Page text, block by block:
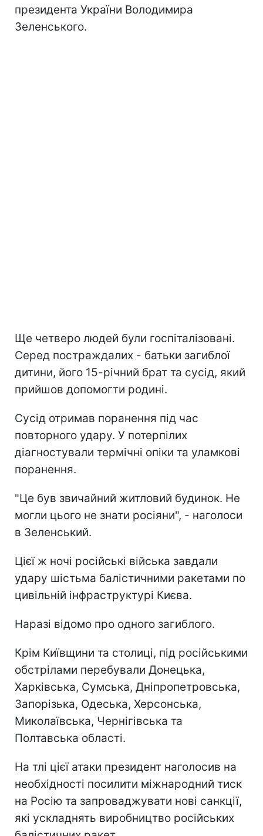
президента України Володимира
Зеленського.
Ще четверо людей були госпіталізовані.
Серед постраждалих - батьки загиблої
дитини, його 15-річний брат та сусід, який
прийшов допомогти родині.
Сусід отримав поранення під час
повторного удару. У потерпілих
діагностували термічні опіки та уламкові
поранення.
"Це був звичайний житловий будинок. Не
могли цього не знати росіяни", - наголоси
в Зеленський.
Цієї ж ночі російські війська завдали
удару шістьма балістичними ракетами по
цивільній інфраструктурі Києва.
Наразі відомо про одного загиблого.
Крім Київщини та столиці, під російськими
обстрілами перебували Донецька,
Харківська, Сумська, Дніпропетровська,
Запорізька, Одеська, Херсонська,
Миколаївська, Чернігівська та
Полтавська області.
На тлі цієї атаки президент наголосив на
необхідності посилити міжнародний тиск
на Росію та запроваджувати нові санкції,
які ускладнять виробництво російських